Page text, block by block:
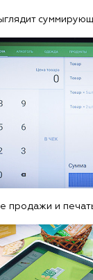
продажи и